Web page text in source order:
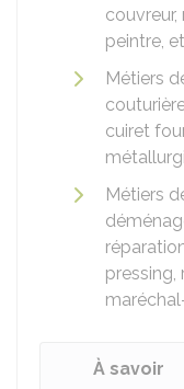
couvreur,
peintre,
Métiers
cuiret
Métiers
pressing,
À savoir